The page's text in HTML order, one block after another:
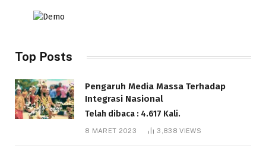
Top Posts
Pengaruh Media Massa Terhadap
Integrasi Nasional
Telah dibaca : 4.617 Kali.
8 MARET 2023 3,838VIEWS